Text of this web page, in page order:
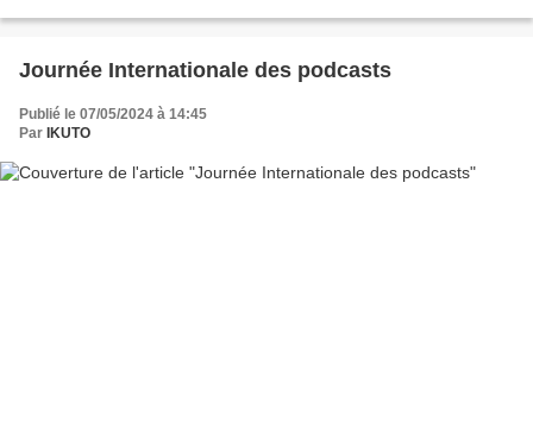
Journée Internationale des podcasts
Publié le 07/05/2024 à 14:45
Par IKUTO